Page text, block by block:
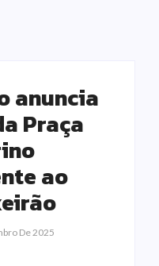
anuncia
Praça
ao
De 2025